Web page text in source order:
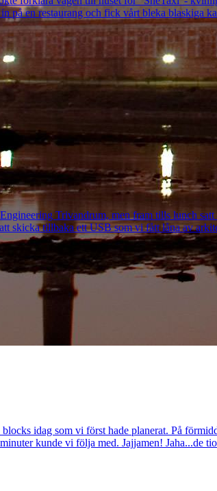
på en restaurang och fick vårt bleka blaskiga
Trivandrum, men fram tills lunch
skicka tillbaka ett USB som vi fått låna av
idag som vi först hade planerat. På
kunde vi följa med. Jajjamen! Jaha...de